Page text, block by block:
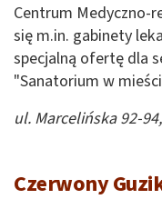
Centrum Medyczno-
się m.in. gabinety
specjalną ofertę dla
"Sanatorium w
ul. Marcelińska 92-
Czerwony